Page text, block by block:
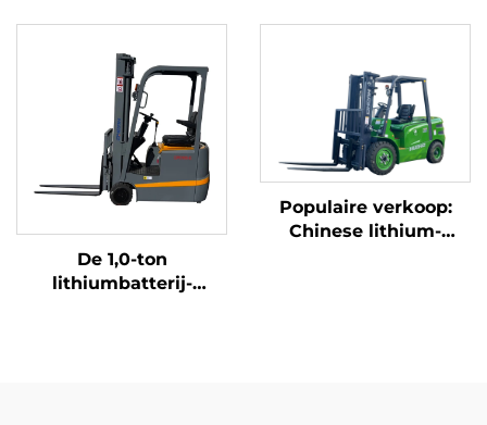
eenvoudige bediening
en lossen op een
hoogte tot 4 m
Japanse ISUZU-motor
De 1,0-ton
lithiumbatterij-
Populaire verkoop:
Chinese lithium-